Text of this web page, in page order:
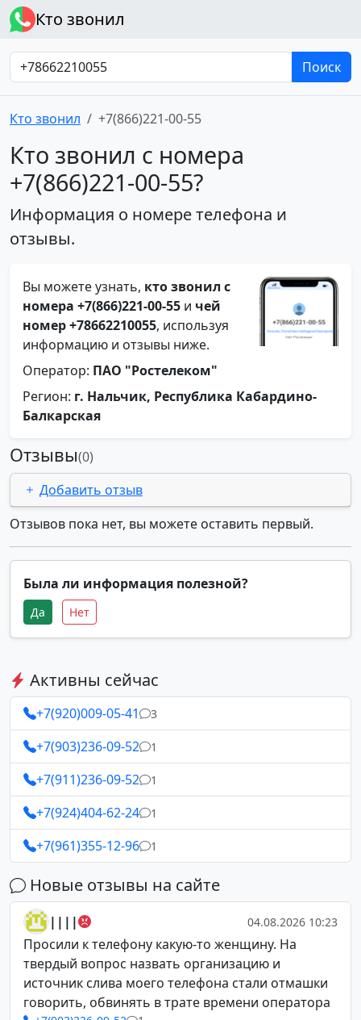
Кто звонил
Поиск
Кто звонил +7(866)221-00-55
Кто звонил с номера
+7(866)221-00-55?
Информация о номере телефона и
отзывы.
Вы можете узнать, кто звонил с
номера +7(866)221-00-55 и чей
номер +78662210055, используя
информацию и отзывы ниже.
Оператор: ПАО "Ростелеком"
Регион: г. Нальчик, Республика Кабардино-
Балкарская
Отзывы(0)
Добавить отзыв
Отзывов пока нет, вы можете оставить первый.
Была ли информация полезной?
Да Нет
Активны сейчас
+7(920)009-05-41 3
+7(903)236-09-52 1
+7(911)236-09-52 1
+7(924)404-62-24 1
+7(961)355-12-96 1
Новые отзывы на сайте
|||| 04.08.2026 10:23
Просили к телефону какую-то женщину. На
твердый вопрос назвать организацию и
источник слива моего телефона стали отмашки
говорить, обвинять в трате времени оператора